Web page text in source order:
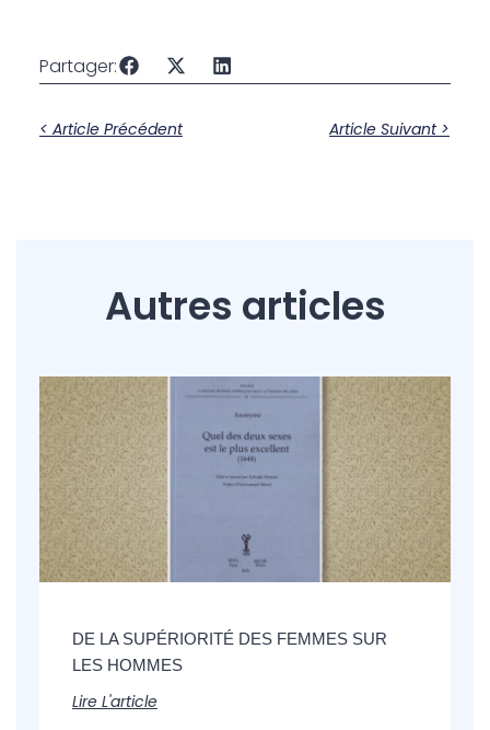
Partager:
< Article Précédent Article Suivant >
Autres articles
DE LA SUPÉRIORITÉ DES FEMMES SUR
LES HOMMES
Lire L'article